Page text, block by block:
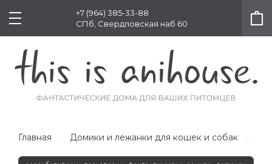
+7 (964) 385-33-88
СПб, Свердловская наб 60
Главная Домики и лежанки для кошек и собак